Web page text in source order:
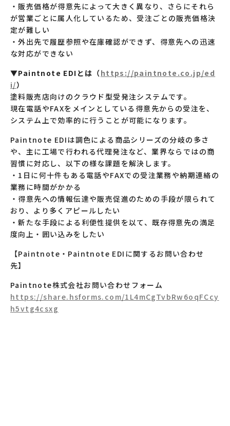
・販売価格が得意先によって大きく異なり、さらにそれら
が営業ごとに属人化しているため、受注ごとの販売価格決
定が難しい
・外出先で履歴参照や在庫確認ができず、得意先への迅速
な対応ができない
▼Paintnote EDIとは（https://paintnote.co.jp/ed
i/）
塗料販売店向けのクラウド型受発注システムです。
現在電話やFAXをメインとしている得意先からの受注を、
システム上で効率的に行うことが可能になります。
Paintnote EDIは調色による商品シリーズの分岐の多さ
や、主に工場で行われる代理発注など、業界ならではの商
習慣に対応し、以下の様な課題を解決します。
・1日に何十件もある電話やFAXでの受注業務や納期連絡の
業務に時間がかかる
・得意先への情報伝達や販売促進のための手段が限られて
おり、より多くアピールしたい
・新たな手段による利便性提供を以て、既存得意先の満足
度向上・囲い込みをしたい
【Paintnote・Paintnote EDIに関するお問い合わせ
先】
Paintnote株式会社お問い合わせフォーム
https://share.hsforms.com/1L4mCgTvbRw6oqFCcy
h5vtg4csxg